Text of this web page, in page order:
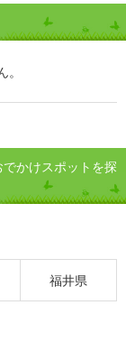
かけスポットを探
福井県